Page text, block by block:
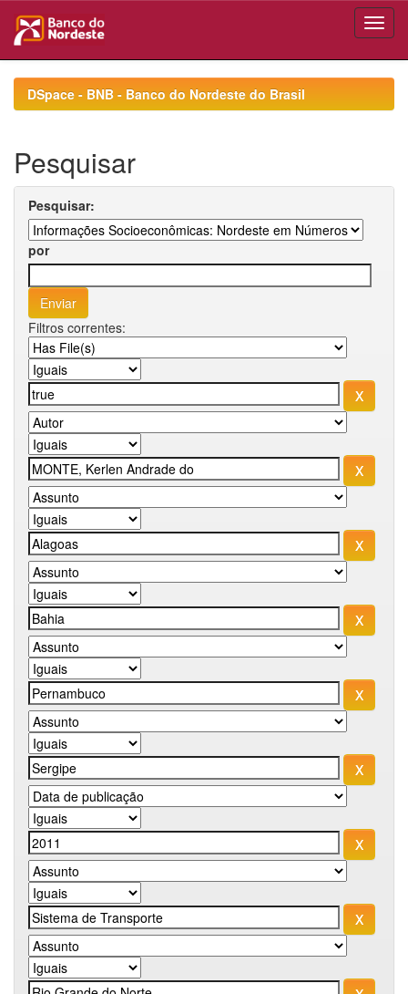
navigationDSpace - BNB - Banco do Nordeste do Brasil
Pesquisar
Pesquisar:
por
Filtros correntes: